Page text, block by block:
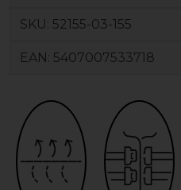
SKU: 52155-03-155
EAN: 5407007533718